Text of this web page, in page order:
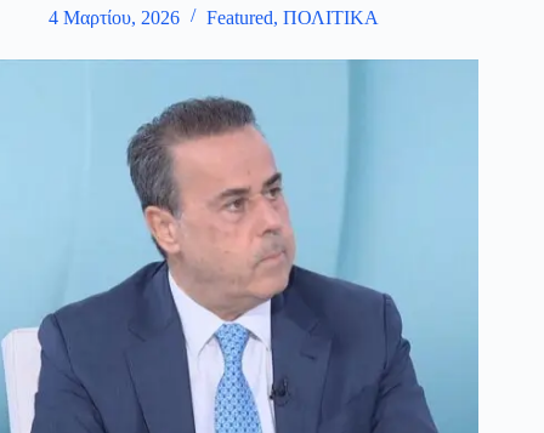
4 Μαρτίου, 2026
Featured, ΠΟΛΙΤΙΚΑ